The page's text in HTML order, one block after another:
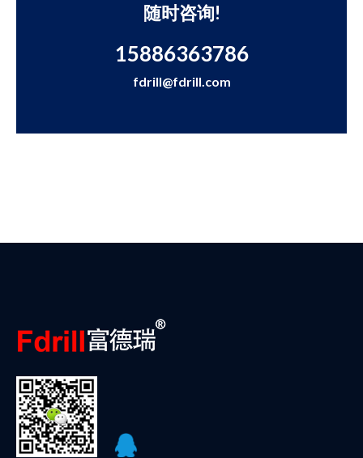
随时咨询!
15886363786
fdrill@fdrill.com